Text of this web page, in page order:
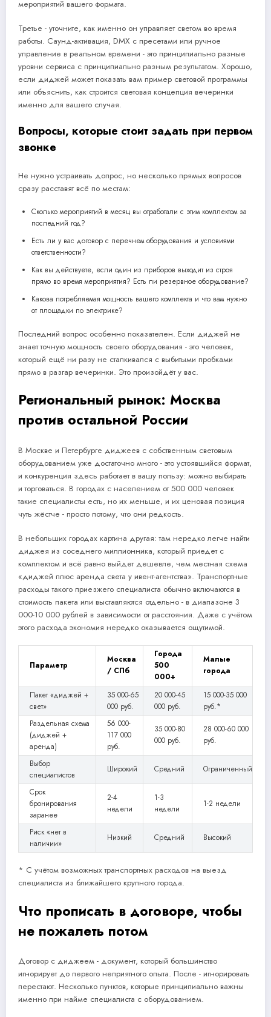
мероприятий вашего формата.
Третье - уточните, как именно он управляет светом во время
работы. Саунд-активация, DMX с пресетами или ручное
управление в реальном времени - это принципиально разные
уровни сервиса с принципиально разным результатом. Хорошо,
если диджей может показать вам пример световой программы
или объяснить, как строится световая концепция вечеринки
именно для вашего случая.
Вопросы, которые стоит задать при первом
звонке
Не нужно устраивать допрос, но несколько прямых вопросов
сразу расставят всё по местам:
Сколько мероприятий в месяц вы отработали с этим комплектом за
последний год?
Есть ли у вас договор с перечнем оборудования и условиями
ответственности?
Как вы действуете, если один из приборов выходит из строя
прямо во время мероприятия? Есть ли резервное оборудование?
Какова потребляемая мощность вашего комплекта и что вам нужно
от площадки по электрике?
Последний вопрос особенно показателен. Если диджей не
знает точную мощность своего оборудования - это человек,
который ещё ни разу не сталкивался с выбитыми пробками
прямо в разгар вечеринки. Это произойдёт у вас.
Региональный рынок: Москва
против остальной России
В Москве и Петербурге диджеев с собственным световым
оборудованием уже достаточно много - это устоявшийся формат,
и конкуренция здесь работает в вашу пользу: можно выбирать
и торговаться. В городах с населением от 500 000 человек
такие специалисты есть, но их меньше, и их ценовая позиция
чуть жёстче - просто потому, что они редкость.
В небольших городах картина другая: там нередко легче найти
диджея из соседнего миллионника, который приедет с
комплектом и всё равно выйдет дешевле, чем местная схема
«диджей плюс аренда света у ивент-агентства». Транспортные
расходы такого приезжего специалиста обычно включаются в
стоимость пакета или выставляются отдельно - в диапазоне 3
000-10 000 рублей в зависимости от расстояния. Даже с учётом
этого расхода экономия нередко оказывается ощутимой.
Параметр
Москва
/ СПб
Города
500
000+
Малые
города
Пакет «диджей +
свет»
35 000-65
000 руб.
20 000-45
000 руб.
15 000-35 000
руб.*
Раздельная схема
(диджей +
аренда)
56 000-
117 000
руб.
35 000-80
000 руб.
28 000-60 000
руб.
Выбор
специалистов
Широкий Средний Ограниченный
Срок
бронирования
заранее
2-4
недели
1-3
недели
1-2 недели
Риск «нет в
наличии»
Низкий Средний Высокий
* С учётом возможных транспортных расходов на выезд
специалиста из ближайшего крупного города.
Что прописать в договоре, чтобы
не пожалеть потом
Договор с диджеем - документ, который большинство
игнорирует до первого неприятного опыта. После - игнорировать
перестают. Несколько пунктов, которые принципиально важны
именно при найме специалиста с оборудованием.